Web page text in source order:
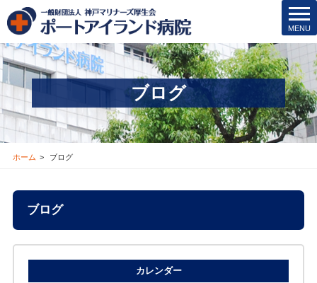
t
o
g
l
e
n
a
v
o
n
MENU
ブログ
ホーム ブログ
ブログ
カレンダー